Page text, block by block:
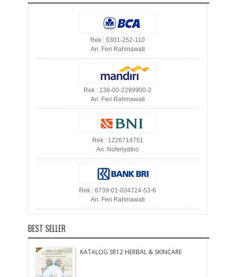
Rek : 0301-252-110
An. Feri Rahmawati
Rek : 138-00-2299900-2
An. Feri Rahmawati
Rek : 1226714751
An. Noferiyatno
Rek : 6739-01-034724-53-6
An. Feri Rahmawati
BEST SELLER
KATALOG SR12 HERBAL & SKINCARE